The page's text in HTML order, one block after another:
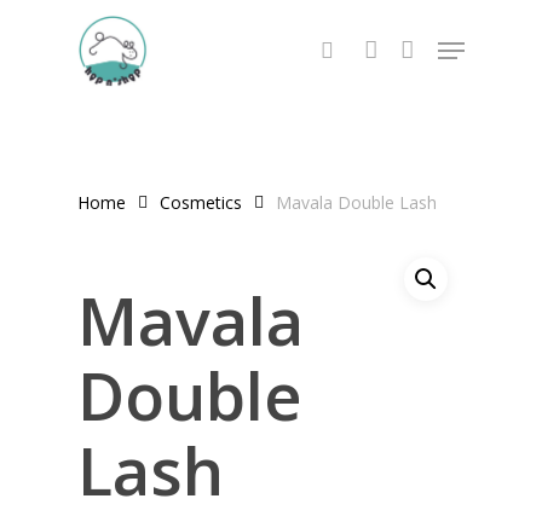
search account
Menu
Home Cosmetics Mavala Double Lash
Mavala
Double
Lash